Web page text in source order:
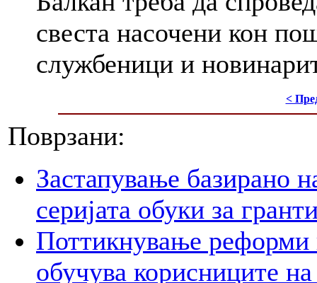
свеста насочени кон
службеници и
<
Поврзани:
Застапување базирано
серијата обуки за
Поттикнување
обучува корисниците